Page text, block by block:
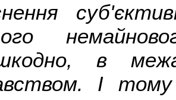
в
І